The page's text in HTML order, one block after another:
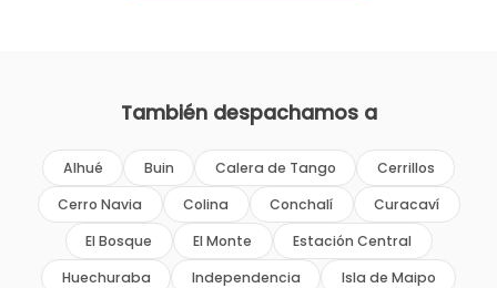
También despachamos a
Alhué Buin Calera de Tango
Cerrillos
Cerro Navia
Colina Conchalí
Curacaví
El Bosque
El Monte
Estación Central
Huechuraba
Independencia
Isla de Maipo